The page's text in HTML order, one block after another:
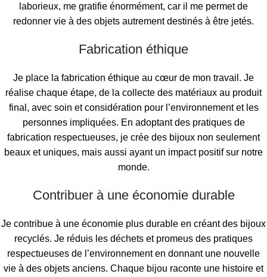
laborieux, me gratifie énormément, car il me permet de
redonner vie à des objets autrement destinés à être jetés.
Fabrication éthique
Je place la fabrication éthique au cœur de mon travail. Je
réalise chaque étape, de la collecte des matériaux au produit
final, avec soin et considération pour l’environnement et les
personnes impliquées. En adoptant des pratiques de
fabrication respectueuses, je crée des bijoux non seulement
beaux et uniques, mais aussi ayant un impact positif sur notre
monde.
Contribuer à une économie durable
Je contribue à une économie plus durable en créant des bijoux
recyclés. Je réduis les déchets et promeus des pratiques
respectueuses de l’environnement en donnant une nouvelle
vie à des objets anciens. Chaque bijou raconte une histoire et